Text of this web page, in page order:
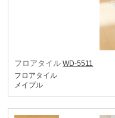
フロアタイル WD-5511
フロアタイル
メイプル